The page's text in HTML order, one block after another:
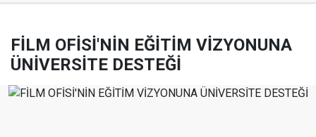
FİLM OFİSİ'NİN EĞİTİM VİZYONUNA
ÜNİVERSİTE DESTEĞİ